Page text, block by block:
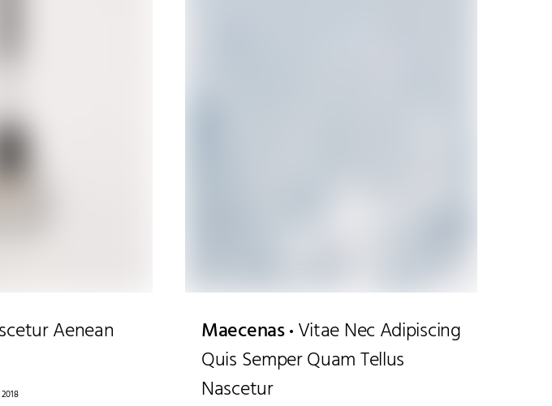
Aenean
Maecenas Vitae Nec Adipiscing
Quis Semper Quam Tellus
Nascetur